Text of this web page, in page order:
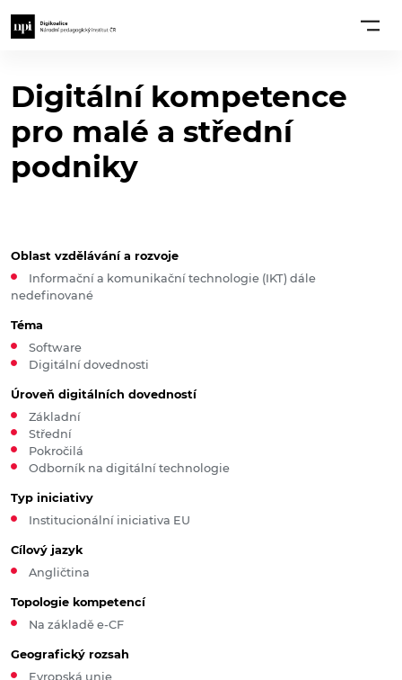
Digitální kompetence
pro malé a střední
podniky
Oblast vzdělávání a rozvoje
Informační a komunikační technologie (IKT) dále
nedefinované
Téma
Software
Digitální dovednosti
Úroveň digitálních dovedností
Základní
Střední
Pokročilá
Odborník na digitální technologie
Typ iniciativy
Institucionální iniciativa EU
Cílový jazyk
Angličtina
Topologie kompetencí
Na základě e-CF
Geografický rozsah
Evropská unie